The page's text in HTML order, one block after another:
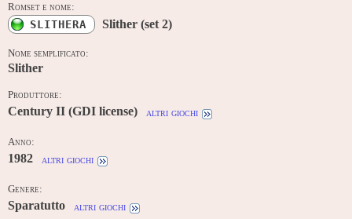
Romset e nome:
SLITHERA Slither (set 2)
Nome semplificato:
Slither
Produttore:
Century II (GDI license) altri giochi
Anno:
1982 altri giochi
Genere:
Sparatutto altri giochi